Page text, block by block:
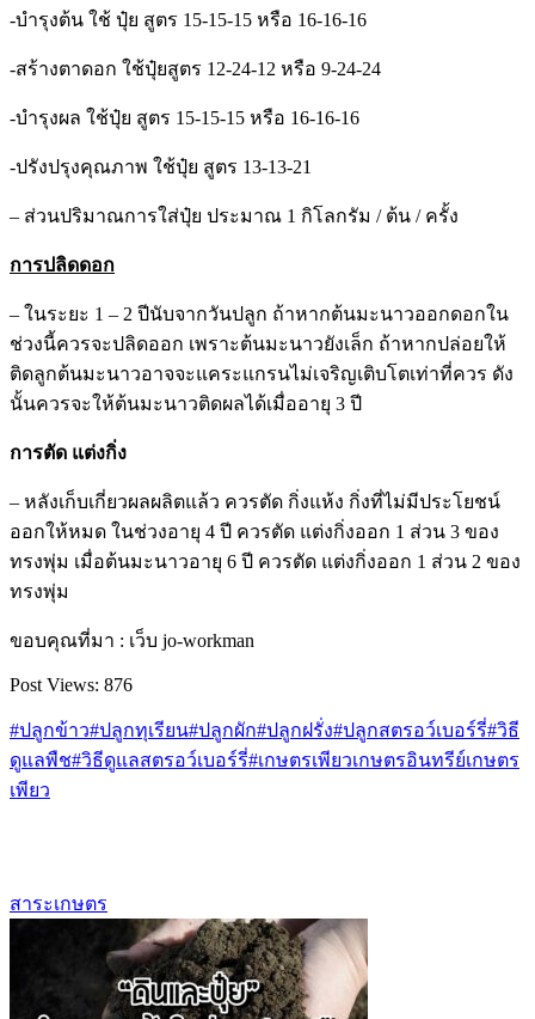
-บำรุงต้น ใช้ ปุ๋ย สูตร 15-15-15 หรือ 16-16-16
-สร้างตาดอก ใช้ปุ๋ยสูตร 12-24-12 หรือ 9-24-24
-บำรุงผล ใช้ปุ๋ย สูตร 15-15-15 หรือ 16-16-16
-ปรังปรุงคุณภาพ ใช้ปุ๋ย สูตร 13-13-21
– ส่วนปริมาณการใส่ปุ๋ย ประมาณ 1 กิโลกรัม / ต้น / ครั้ง
การปลิดดอก
– ในระยะ 1 – 2 ปีนับจากวันปลูก ถ้าหากต้นมะนาวออกดอกใน
ช่วงนี้ควรจะปลิดออก เพราะต้นมะนาวยังเล็ก ถ้าหากปล่อยให้
ติดลูกต้นมะนาวอาจจะแคระแกรนไม่เจริญเติบโตเท่าที่ควร ดัง
นั้นควรจะให้ต้นมะนาวติดผลได้เมื่ออายุ 3 ปี
การตัด แต่งกิ่ง
– หลังเก็บเกี่ยวผลผลิตแล้ว ควรตัด กิ่งแห้ง กิ่งที่ไม่มีประโยชน์
ออกให้หมด ในช่วงอายุ 4 ปี ควรตัด แต่งกิ่งออก 1 ส่วน 3 ของ
ทรงพุ่ม เมื่อต้นมะนาวอายุ 6 ปี ควรตัด แต่งกิ่งออก 1 ส่วน 2 ของ
ทรงพุ่ม
ขอบคุณที่มา : เว็บ jo-workman
Post Views: 876
#ปลูกข้าว#ปลูกทุเรียน#ปลูกผัก#ปลูกฝรั่ง#ปลูกสตรอว์เบอร์รี่#วิธี
ดูแลพืช#วิธีดูแลสตรอว์เบอร์รี่#เกษตรเพียวเกษตรอินทรีย์เกษตร
เพียว
สาระเกษตร